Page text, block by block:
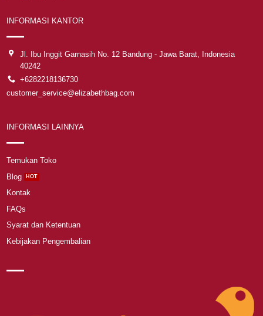
INFORMASI KANTOR
Jl. Ibu Inggit Garnasih No. 12 Bandung - Jawa Barat, Indonesia
40242
+6282218136730
customer_service@elizabethbag.com
INFORMASI LAINNYA
Temukan Toko
Blog
Kontak
FAQs
Syarat dan Ketentuan
Kebijakan Pengembalian